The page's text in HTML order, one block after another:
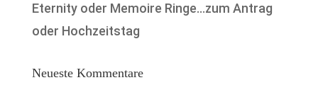
Eternity oder Memoire Ringe…zum Antrag
oder Hochzeitstag
Neueste Kommentare